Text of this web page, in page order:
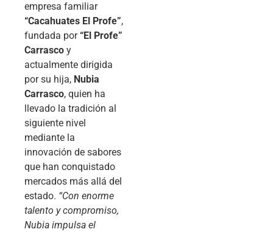
empresa familiar
“Cacahuates El Profe”,
fundada por“El Profe”
Carrasco y
actualmente dirigida
por su hija, Nubia
Carrasco, quien ha
llevado la tradición al
siguiente nivel
mediante la
innovación de sabores
que han conquistado
mercados más allá del
estado. “Con enorme
talento y compromiso,
Nubia impulsa el